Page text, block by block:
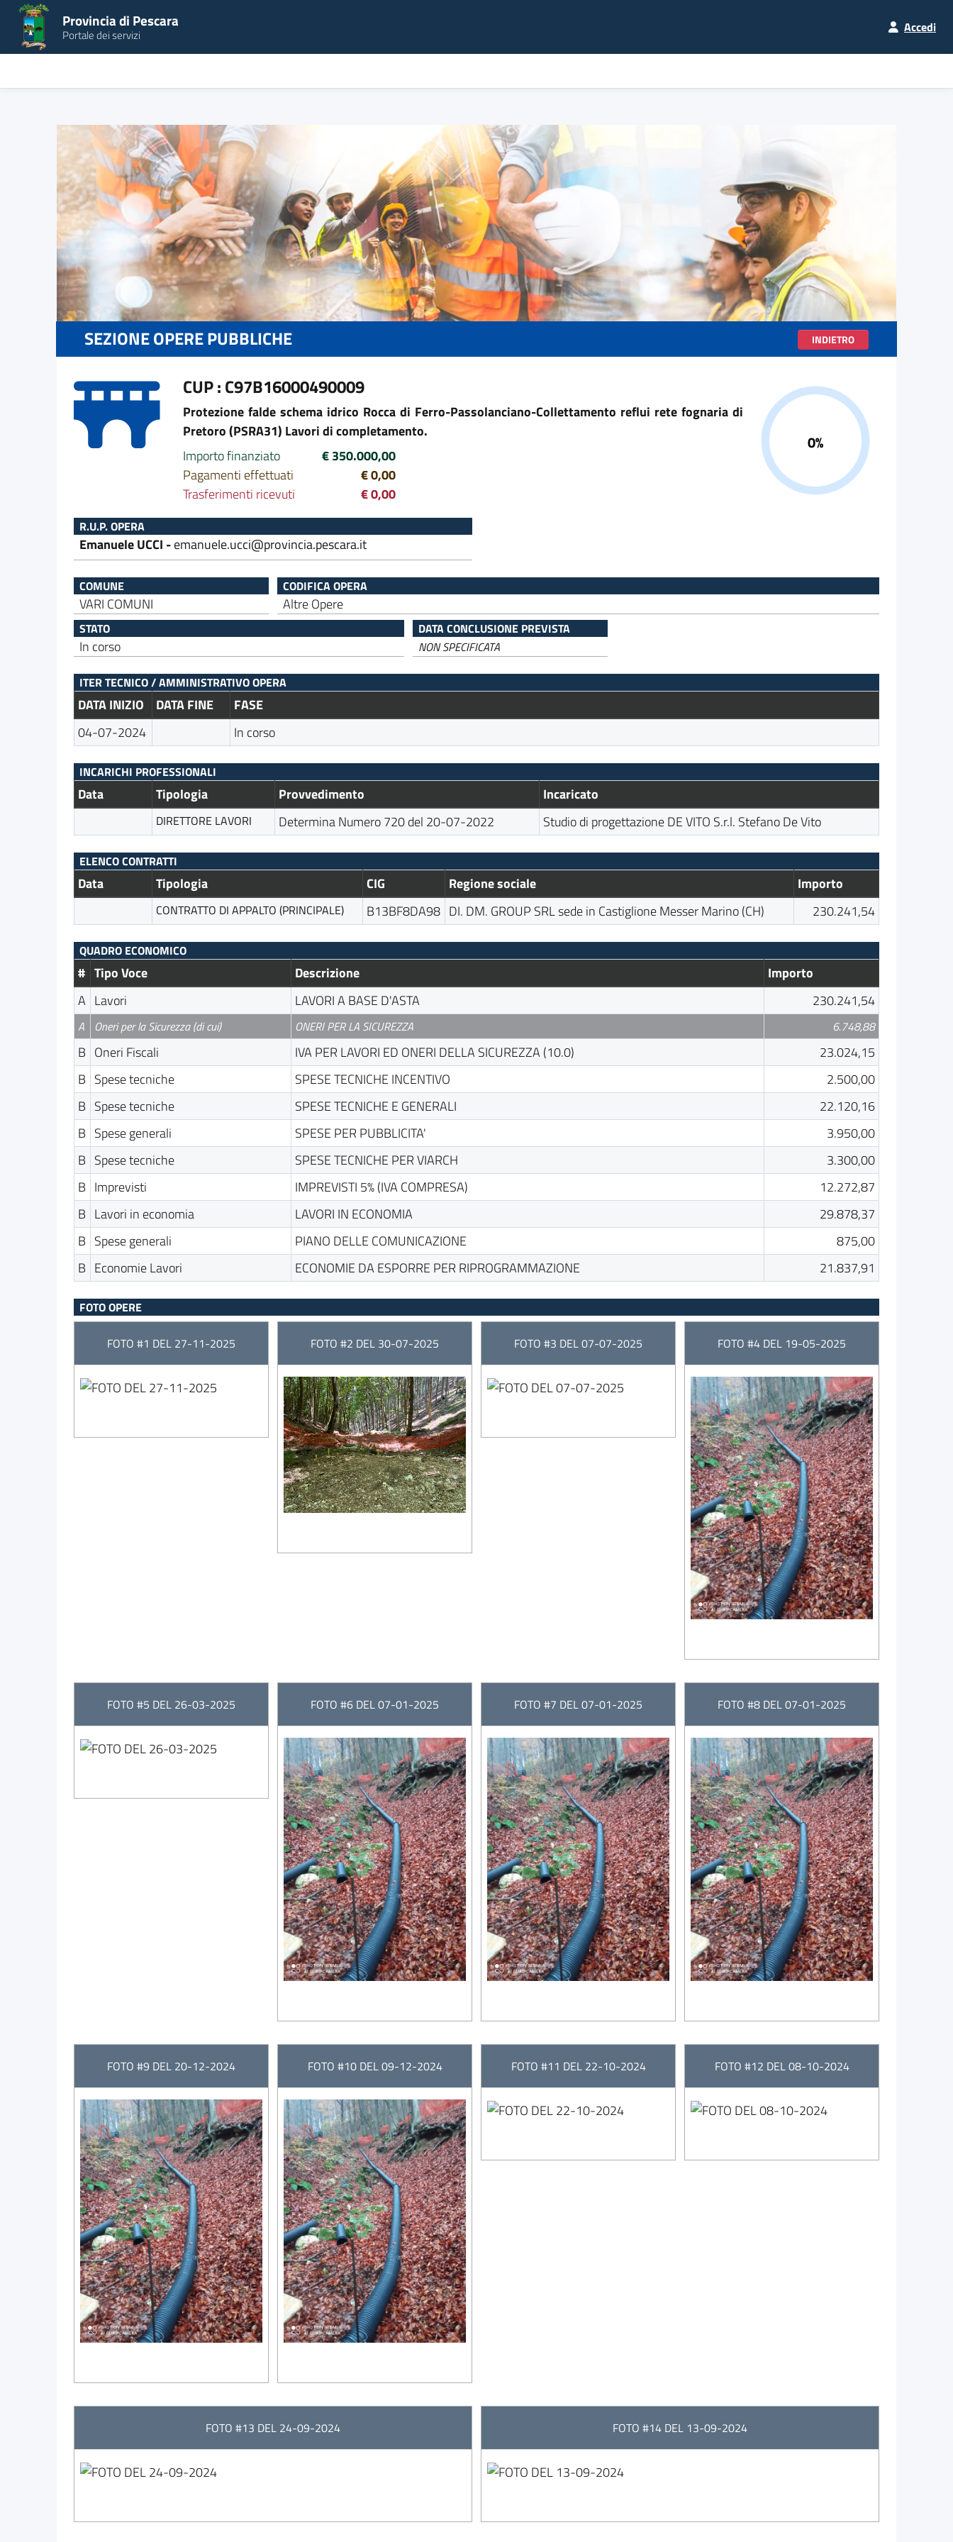
Provincia di Pescara
Portale dei servizi Accedi
SEZIONE OPERE PUBBLICHE INDIETRO
CUP : C97B16000490009
Protezione falde schema idrico Rocca di Ferro-Passolanciano-Collettamento reflui rete fognaria di
Pretoro (PSRA31) Lavori di completamento.
Importo finanziato
€ 350.000,00
Pagamenti effettuati
€ 0,00
Trasferimenti ricevuti
€ 0,00
Progresso 0%
R.U.P. OPERA
Emanuele UCCI -emanuele.ucci@provincia.pescara.it
COMUNE
VARI COMUNI
CODIFICA OPERA
Altre Opere
STATO
In corso
DATA CONCLUSIONE PREVISTA
NON SPECIFICATA
ITER TECNICO / AMMINISTRATIVO OPERA
DATA INIZIO DATA FINE
FASE
04-07-2024
In corso
INCARICHI PROFESSIONALI
Data Tipologia Provvedimento Incaricato
DIRETTORE LAVORI Determina Numero 720 del 20-07-2022 Studio di progettazione DE VITO S.r.l. Stefano De Vito
ELENCO CONTRATTI
Data Tipologia CIG Regione sociale Importo
CONTRATTO DI APPALTO (PRINCIPALE) B13BF8DA98 DI. DM. GROUP SRL sede in Castiglione Messer Marino (CH) 230.241,54
QUADRO ECONOMICO
# Tipo Voce Descrizione
Importo
A Lavori LAVORI A BASE D'ASTA 230.241,54
A Oneri per la Sicurezza (di cui) ONERI PER LA SICUREZZA 6.748,88
B Oneri Fiscali IVA PER LAVORI ED ONERI DELLA SICUREZZA (10.0)
23.024,15
B Spese tecniche SPESE TECNICHE INCENTIVO
2.500,00
B Spese tecniche SPESE TECNICHE E GENERALI
22.120,16
B Spese generali SPESE PER PUBBLICITA'
3.950,00
B Spese tecniche SPESE TECNICHE PER VIARCH
3.300,00
B Imprevisti IMPREVISTI 5% (IVA COMPRESA)
12.272,87
B Lavori in economia LAVORI IN ECONOMIA
29.878,37
B Spese generali PIANO DELLE COMUNICAZIONE
875,00
B Economie Lavori ECONOMIE DA ESPORRE PER RIPROGRAMMAZIONE 21.837,91
FOTO OPERE
FOTO #1 DEL 27-11-2025 FOTO #2 DEL 30-07-2025 FOTO #3 DEL 07-07-2025 FOTO #4 DEL 19-05-2025
FOTO #5 DEL 26-03-2025 FOTO #6 DEL 07-01-2025 FOTO #7 DEL 07-01-2025 FOTO #8 DEL 07-01-2025
FOTO #9 DEL 20-12-2024 FOTO #10 DEL 09-12-2024 FOTO #11 DEL 22-10-2024 FOTO #12 DEL 08-10-2024
FOTO #13 DEL 24-09-2024 FOTO #14 DEL 13-09-2024